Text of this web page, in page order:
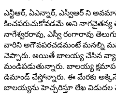
ఎన్టీఆర్, ఏఎన్నార్, ఎస్వీఆర్ ని
కించపరుచుకోవడమే అని నాగచైతన్య
నాగేశ్వరరావు, ఎస్వీ రంగారావు
వారిని అగౌవపరచడమంటే మనల్ని
చెప్పారు. అయితే బాలయ్య చేసిన
మండిపడుతున్నారు. బాలయ్య
డిమాండ్ చేస్తోన్నారు. ఈ మేరకు
బాలయ్యను హెచ్చరిస్తూ లేఖ విడుదల